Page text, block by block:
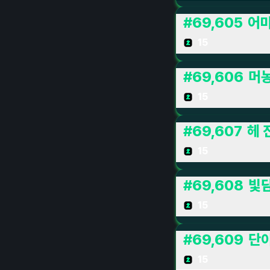
#69,605 어
#69,606 머
#69,607 헤
#69,608 빛
#69,609 단